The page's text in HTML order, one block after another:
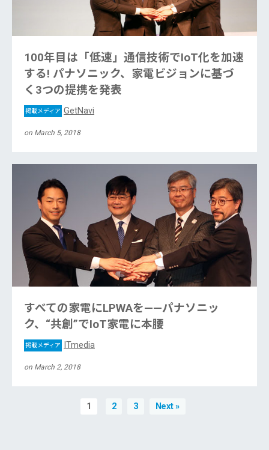
100年目は「低速」通信技術でIoT化を加速
する! パナソニック、家電ビジョンに基づ
く3つの提携を発表
掲載メディア GetNavi
on March 5, 2018
すべての家電にLPWAを——パナソニッ
ク、“共創”でIoT家電に本腰
掲載メディア ITmedia
on March 2, 2018
1 2 3 Next »